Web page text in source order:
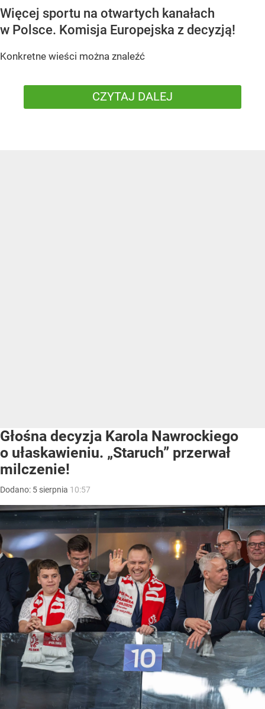
Więcej sportu na otwartych kanałach
w Polsce. Komisja Europejska z decyzją!
Konkretne wieści można znaleźć
CZYTAJ DALEJ
Głośna decyzja Karola Nawrockiego
o ułaskawieniu. „Staruch” przerwał
milczenie!
Dodano: 5 sierpnia 10:57